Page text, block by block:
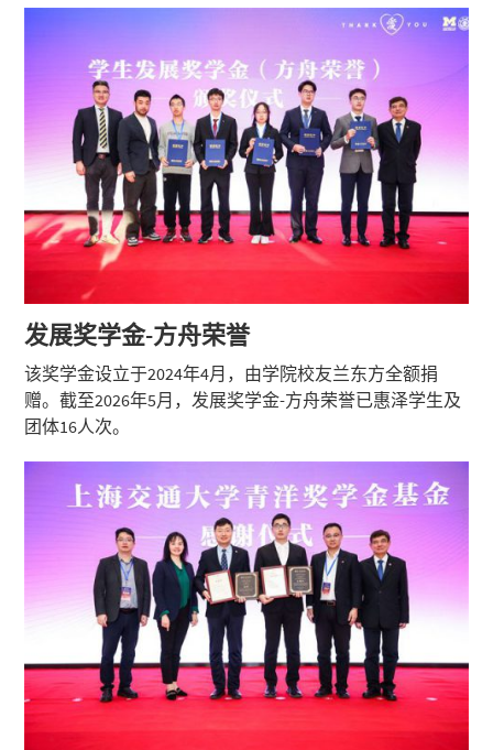
发展奖学金-方舟荣誉
该奖学金设立于2024年4月，由学院校友兰东方全额捐
赠。截至2026年5月，发展奖学金-方舟荣誉已惠泽学生及
团体16人次。